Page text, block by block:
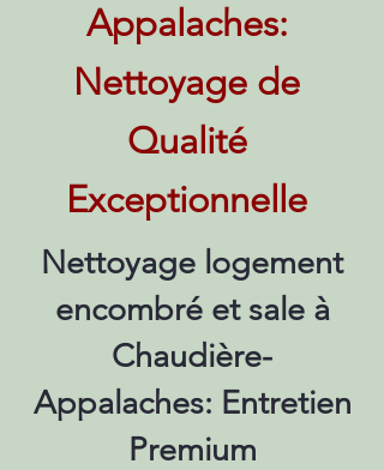
Appalaches:
Nettoyage de
Qualité
Exceptionnelle
Nettoyage logement
encombré et sale à
Chaudière-
Appalaches: Entretien
Premium